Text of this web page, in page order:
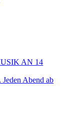
AN 14
Abend ab